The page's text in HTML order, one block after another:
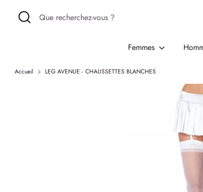
Recherche
Que
recherchez-
Femmes
Accueil
LEG AVENUE - CHAUSSETTES BLANCHES